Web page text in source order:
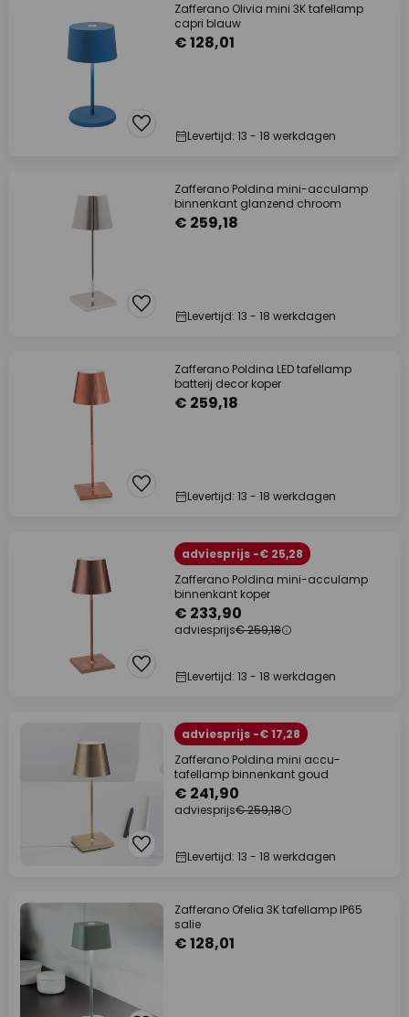
Zafferano Olivia mini 3K tafellamp
capri blauw
€ 128,01
Levertijd: 13 - 18 werkdagen
Zafferano Poldina mini-acculamp
binnenkant glanzend chroom
€ 259,18
Levertijd: 13 - 18 werkdagen
Zafferano Poldina LED tafellamp
batterij decor koper
€ 259,18
Levertijd: 13 - 18 werkdagen
adviesprijs -€ 25,28
Zafferano Poldina mini-acculamp
binnenkant koper
€ 233,90
adviesprijs€ 259,18
Levertijd: 13 - 18 werkdagen
adviesprijs -€ 17,28
Zafferano Poldina mini accu-
tafellamp binnenkant goud
€ 241,90
adviesprijs€ 259,18
Levertijd: 13 - 18 werkdagen
Zafferano Ofelia 3K tafellamp IP65
salie
€ 128,01